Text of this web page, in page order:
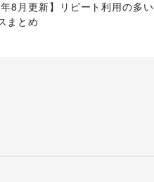
年8月更新】リピート利用の多い
まとめ